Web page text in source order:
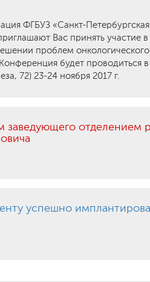
ФГБУЗ «Санкт-
Вас принять участие
проблем
будет
72) 23-24 ноября 2017 г.
отделением
успешно